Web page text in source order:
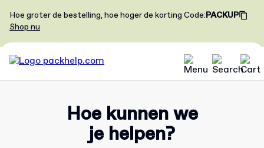
Hoe groter de bestelling, hoe hoger de korting Code:PACKUP
Shop nu
Hoe kunnen we
je helpen?